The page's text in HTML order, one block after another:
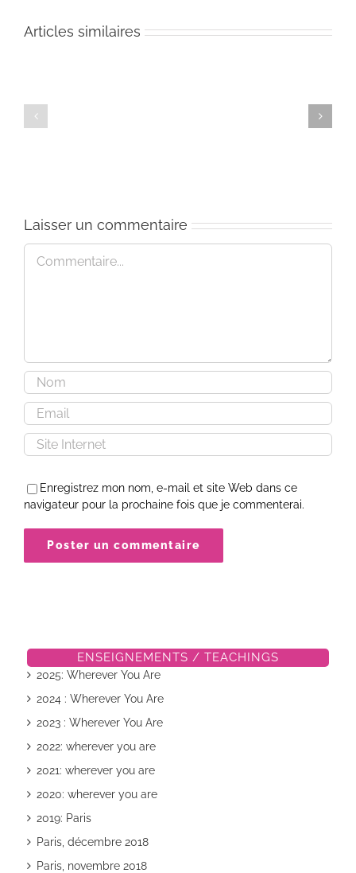
Articles similaires
9
Nowness
Laisser un commentaire
Commentaire
Enregistrez mon nom, e-mail et site Web dans ce
navigateur pour la prochaine fois que je commenterai.
ENSEIGNEMENTS / TEACHINGS
2025: Wherever You Are
2024 : Wherever You Are
2023 : Wherever You Are
2022: wherever you are
2021: wherever you are
2020: wherever you are
2019: Paris
Paris, décembre 2018
Paris, novembre 2018